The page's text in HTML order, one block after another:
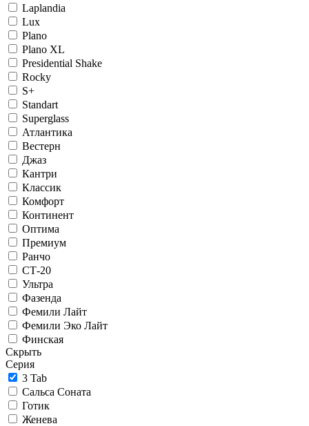
Laplandia
Lux
Plano
Plano XL
Presidential Shake
Rocky
S+
Standart
Superglass
Атлантика
Вестерн
Джаз
Кантри
Классик
Комфорт
Континент
Оптима
Премиум
Ранчо
СТ-20
Ультра
Фазенда
Фемили Лайт
Фемили Эко Лайт
Финская
Скрыть
Серия
3 Tab
Сальса Соната
Готик
Женева